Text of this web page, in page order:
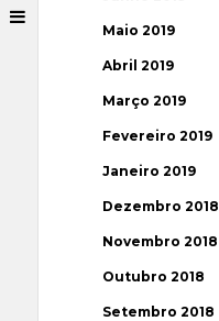
Maio 2019
Abril 2019
Março 2019
Fevereiro 2019
Janeiro 2019
Dezembro 2018
Novembro 2018
Outubro 2018
Setembro 2018